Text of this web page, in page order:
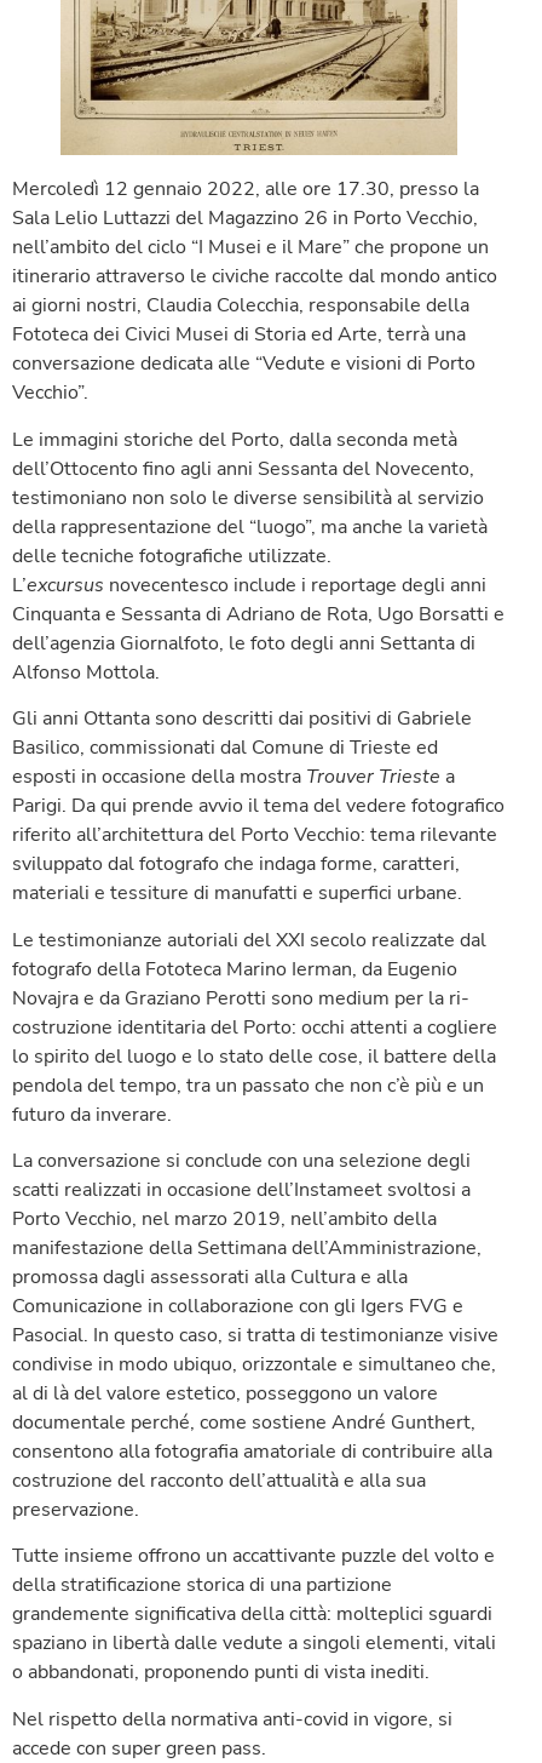
Mercoledì 12 gennaio 2022, alle ore 17.30, presso la
Sala Lelio Luttazzi del Magazzino 26 in Porto Vecchio,
nell’ambito del ciclo “I Musei e il Mare” che propone un
itinerario attraverso le civiche raccolte dal mondo antico
ai giorni nostri, Claudia Colecchia, responsabile della
Fototeca dei Civici Musei di Storia ed Arte, terrà una
conversazione dedicata alle “Vedute e visioni di Porto
Vecchio”.
Le immagini storiche del Porto, dalla seconda metà
dell’Ottocento fino agli anni Sessanta del Novecento,
testimoniano non solo le diverse sensibilità al servizio
della rappresentazione del “luogo”, ma anche la varietà
delle tecniche fotografiche utilizzate.
L’excursus novecentesco include i reportage degli anni
Cinquanta e Sessanta di Adriano de Rota, Ugo Borsatti e
dell’agenzia Giornalfoto, le foto degli anni Settanta di
Alfonso Mottola.
Gli anni Ottanta sono descritti dai positivi di Gabriele
Basilico, commissionati dal Comune di Trieste ed
esposti in occasione della mostra Trouver Trieste a
Parigi. Da qui prende avvio il tema del vedere fotografico
riferito all’architettura del Porto Vecchio: tema rilevante
sviluppato dal fotografo che indaga forme, caratteri,
materiali e tessiture di manufatti e superfici urbane.
Le testimonianze autoriali del XXI secolo realizzate dal
fotografo della Fototeca Marino Ierman, da Eugenio
Novajra e da Graziano Perotti sono medium per la ri-
costruzione identitaria del Porto: occhi attenti a cogliere
lo spirito del luogo e lo stato delle cose, il battere della
pendola del tempo, tra un passato che non c’è più e un
futuro da inverare.
La conversazione si conclude con una selezione degli
scatti realizzati in occasione dell’Instameet svoltosi a
Porto Vecchio, nel marzo 2019, nell’ambito della
manifestazione della Settimana dell’Amministrazione,
promossa dagli assessorati alla Cultura e alla
Comunicazione in collaborazione con gli Igers FVG e
Pasocial. In questo caso, si tratta di testimonianze visive
condivise in modo ubiquo, orizzontale e simultaneo che,
al di là del valore estetico, posseggono un valore
documentale perché, come sostiene André Gunthert,
consentono alla fotografia amatoriale di contribuire alla
costruzione del racconto dell’attualità e alla sua
preservazione.
Tutte insieme offrono un accattivante puzzle del volto e
della stratificazione storica di una partizione
grandemente significativa della città: molteplici sguardi
spaziano in libertà dalle vedute a singoli elementi, vitali
o abbandonati, proponendo punti di vista inediti.
Nel rispetto della normativa anti-covid in vigore, si
accede con super green pass.